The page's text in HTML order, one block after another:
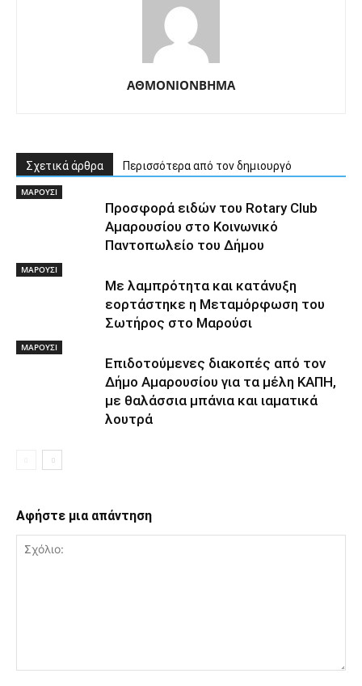
ΑΘΜΟΝΙΟΝΒΗΜΑ
Σχετικά άρθρα Περισσότερα από τον δημιουργό
ΜΑΡΟΥΣΙ
Προσφορά ειδών του Rotary Club
Αμαρουσίου στο Κοινωνικό
Παντοπωλείο του Δήμου
ΜΑΡΟΥΣΙ
Με λαμπρότητα και κατάνυξη
εορτάστηκε η Μεταμόρφωση του
Σωτήρος στο Μαρούσι
ΜΑΡΟΥΣΙ
Επιδοτούμενες διακοπές από τον
Δήμο Αμαρουσίου για τα μέλη ΚΑΠΗ,
με θαλάσσια μπάνια και ιαματικά
λουτρά
Αφήστε μια απάντηση